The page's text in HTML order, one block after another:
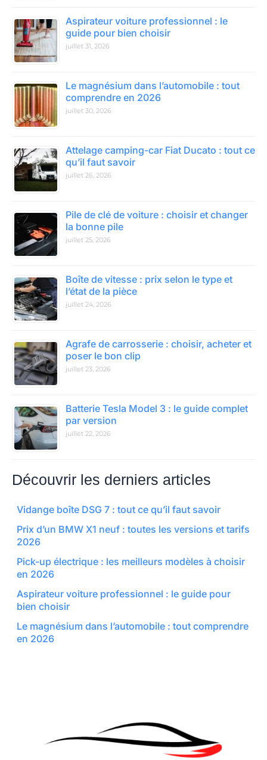
Aspirateur voiture professionnel : le
guide pour bien choisir
juillet 31, 2026
Le magnésium dans l’automobile : tout
comprendre en 2026
juillet 30, 2026
Attelage camping-car Fiat Ducato : tout ce
qu’il faut savoir
juillet 26, 2026
Pile de clé de voiture : choisir et changer
la bonne pile
juillet 25, 2026
Boîte de vitesse : prix selon le type et
l’état de la pièce
juillet 24, 2026
Agrafe de carrosserie : choisir, acheter et
poser le bon clip
juillet 23, 2026
Batterie Tesla Model 3 : le guide complet
par version
juillet 22, 2026
Découvrir les derniers articles
Vidange boîte DSG 7 : tout ce qu’il faut savoir
Prix d’un BMW X1 neuf : toutes les versions et tarifs
2026
Pick-up électrique : les meilleurs modèles à choisir
en 2026
Aspirateur voiture professionnel : le guide pour
bien choisir
Le magnésium dans l’automobile : tout comprendre
en 2026